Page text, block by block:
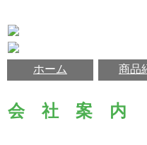
ホーム 商品
会 社 案 内